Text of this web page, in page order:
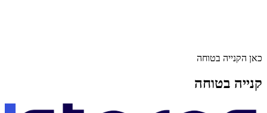
כאן הקנייה בטוחה
קנייה בטוחה